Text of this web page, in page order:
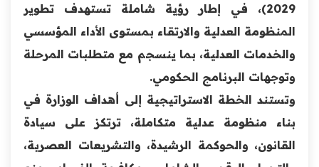
2029)، في إطار رؤية شاملة تستهدف تطوير
المنظومة العدلية والارتقاء بمستوى الأداء المؤسسي
والخدمات العدلية، بما ينسجم مع متطلبات المرحلة
وتوجهات البرنامج الحكومي.
وتستند الخطة الاستراتيجية إلى أهداف الوزارة في
بناء منظومة عدلية متكاملة، ترتكز على سيادة
القانون، والحوكمة الرشيدة، والتشريعات العصرية،